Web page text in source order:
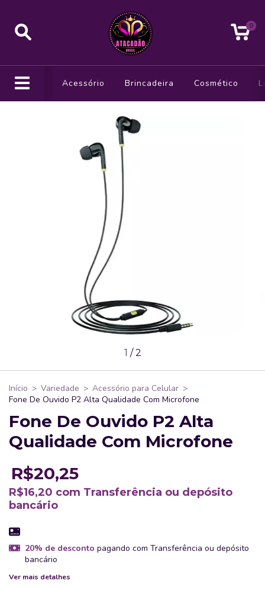
0
Acessório Brincadeira Cosmético
1 /2
Início > Variedade > Acessório para Celular >
Fone De Ouvido P2 Alta Qualidade Com Microfone
Fone De Ouvido P2 Alta
Qualidade Com Microfone
R$20,25
R$16,20 com Transferência ou depósito
bancário
20% de desconto pagando com Transferência ou depósito
bancário
Ver mais detalhes